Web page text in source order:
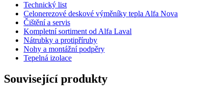
Technický list
Celonerezové deskové výměníky tepla Alfa Nova
Čištění a servis
Kompletní sortiment od Alfa Laval
Nátrubky a protipříruby
Nohy a montážní podpěry
Tepelná izolace
Související produkty